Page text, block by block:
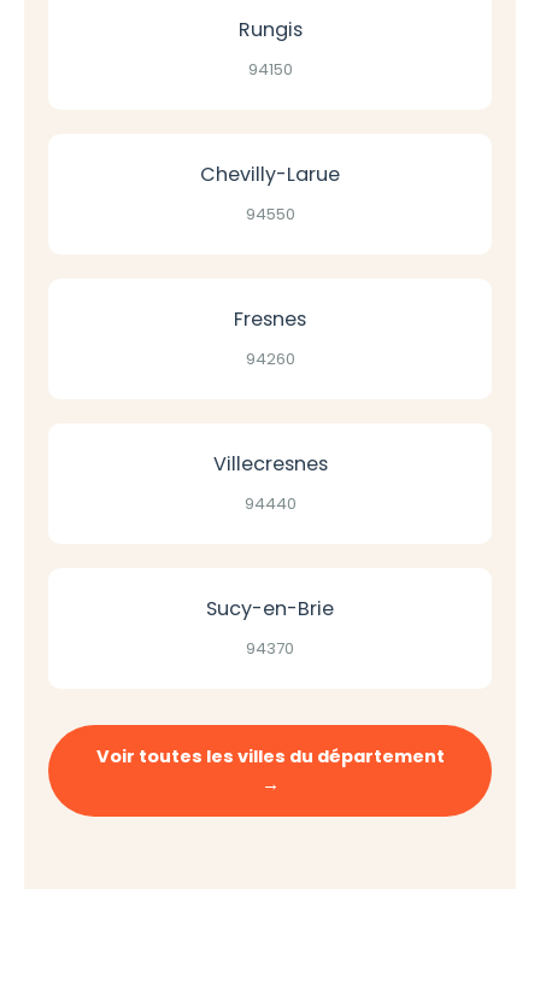
Rungis
94150
Chevilly-Larue
94550
Fresnes
94260
Villecresnes
94440
Sucy-en-Brie
94370
Voir toutes les villes du département
→